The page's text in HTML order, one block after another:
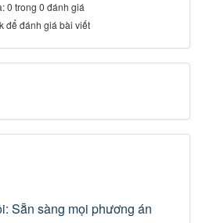
0 trong 0 đánh giá
để đánh giá bài viết
Sẵn sàng mọi phương án